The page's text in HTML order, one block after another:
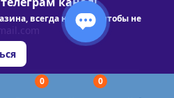
0
0
всегда на связи чтобы не